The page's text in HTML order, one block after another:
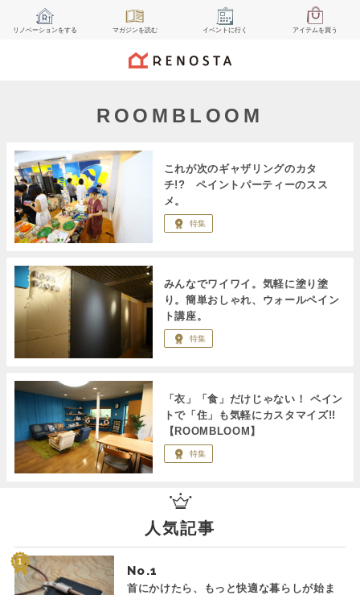
リノベーションをする マガジンを読む イベント に行く アイテムを買う
ROOMBLOOM
これが次のギャザリングのカタ
チ!? ペイントパーティーのスス
メ。
特集
みんなでワイワイ。気軽に塗り塗
り。簡単おしゃれ、ウォールペイン
ト講座。
特集
「衣」「食」だけじゃない！ ペイン
トで「住」も気軽にカスタマイズ!!
【ROOMBLOOM】
特集
人気記事
No.
首にかけたら、もっと快適な暮らしが始ま